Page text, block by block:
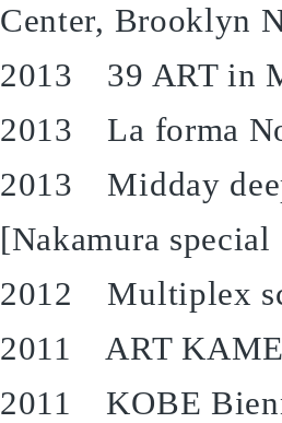
Center, Brooklyn
2013 39 ART in
2013 La forma
2013 Midday
[Nakamura
2012 Multiplex
2011 ART
2011 KOBE